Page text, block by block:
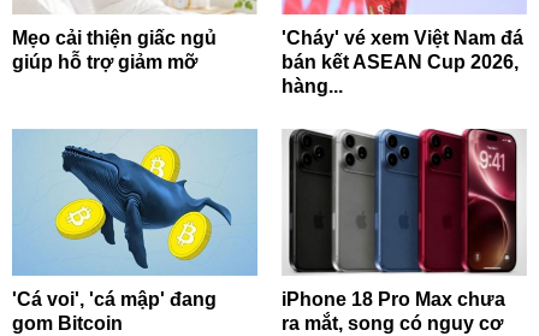
Mẹo cải thiện giấc ngủ
giúp hỗ trợ giảm mỡ
'Cháy' vé xem Việt Nam đá
bán kết ASEAN Cup 2026,
hàng...
'Cá voi', 'cá mập' đang
gom Bitcoin
iPhone 18 Pro Max chưa
ra mắt, song có nguy cơ